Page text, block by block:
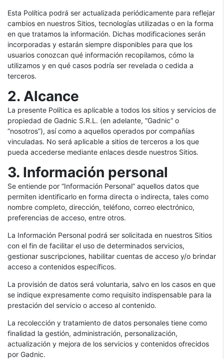
Esta Política podrá ser actualizada periódicamente para reflejar
cambios en nuestros Sitios, tecnologías utilizadas o en la forma
en que tratamos la información. Dichas modificaciones serán
incorporadas y estarán siempre disponibles para que los
usuarios conozcan qué información recopilamos, cómo la
utilizamos y en qué casos podría ser revelada o cedida a
terceros.
2. Alcance
La presente Política es aplicable a todos los sitios y servicios de
propiedad de Gadnic S.R.L. (en adelante, “Gadnic” o
“nosotros”), así como a aquellos operados por compañías
vinculadas. No será aplicable a sitios de terceros a los que
pueda accederse mediante enlaces desde nuestros Sitios.
3. Información personal
Se entiende por “Información Personal” aquellos datos que
permiten identificarlo en forma directa o indirecta, tales como
nombre completo, dirección, teléfono, correo electrónico,
preferencias de acceso, entre otros.
La Información Personal podrá ser solicitada en nuestros Sitios
con el fin de facilitar el uso de determinados servicios,
gestionar suscripciones, habilitar cuentas de acceso y/o brindar
acceso a contenidos específicos.
La provisión de datos será voluntaria, salvo en los casos en que
se indique expresamente como requisito indispensable para la
prestación del servicio o acceso al contenido.
La recolección y tratamiento de datos personales tiene como
finalidad la gestión, administración, personalización,
actualización y mejora de los servicios y contenidos ofrecidos
por Gadnic.